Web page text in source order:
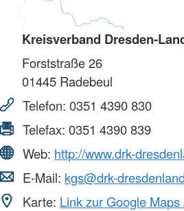
Kreisverband Dresden-
Forststraße 26
01445 Radebeul
Telefon: 0351 4390 830
Telefax: 0351 4390 839
Web: http://www.drk-
E-Mail: kgs@drk-
Karte: Link zur Google